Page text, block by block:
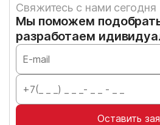
Свяжитесь с нами сегодня
Мы поможем
разработаем
Оставить